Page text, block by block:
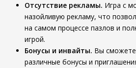
Отсутствие рекламы. Игра с
назойливую рекламу, что
на самом процессе пазлов и
игрой.
Бонусы и инвайты. Вы сможете
различные бонусы и